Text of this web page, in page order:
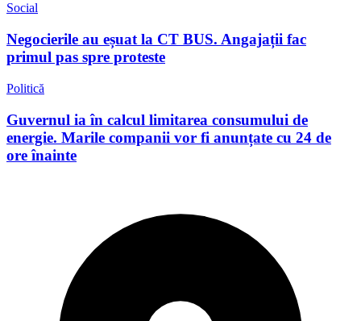
Social
Negocierile au eșuat la CT BUS. Angajații fac
primul pas spre proteste
Politică
Guvernul ia în calcul limitarea consumului de
energie. Marile companii vor fi anunțate cu 24 de
ore înainte